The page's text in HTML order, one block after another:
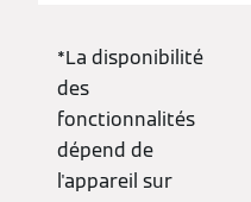
*La disponibilité
des
fonctionnalités
dépend de
l'appareil sur